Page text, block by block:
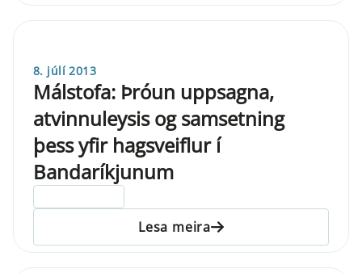
8. júlí 2013
Málstofa: Þróun uppsagna,
atvinnuleysis og samsetning
þess yfir hagsveiflur í
Bandaríkjunum
Lesa meira